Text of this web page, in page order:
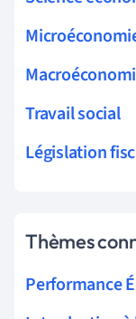
Travail social
Législation
Thèmes
Performance